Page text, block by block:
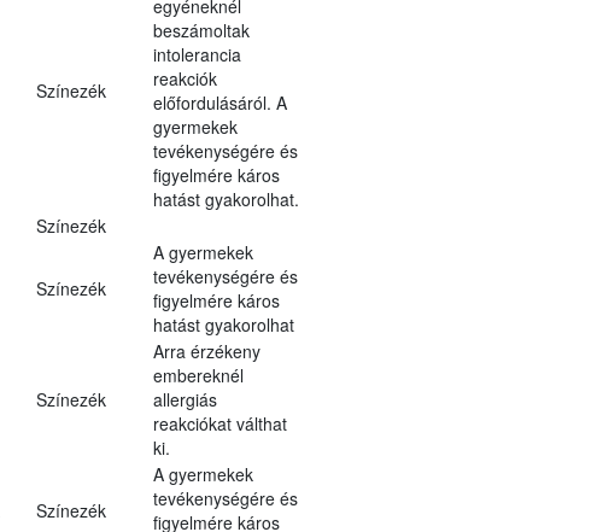
Színezék
egyéneknél
beszámoltak
intolerancia
reakciók
előfordulásáról. A
gyermekek
tevékenységére és
figyelmére káros
hatást gyakorolhat.
Színezék
Színezék
A gyermekek
tevékenységére és
figyelmére káros
hatást gyakorolhat
Színezék
Arra érzékeny
embereknél
allergiás
reakciókat válthat
ki.
Színezék
A gyermekek
tevékenységére és
figyelmére káros